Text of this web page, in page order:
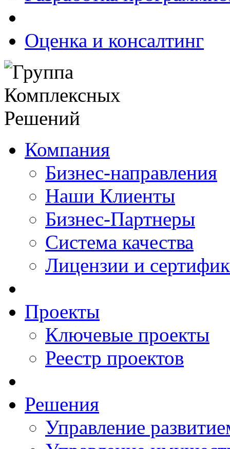
Оценка и консалтинг
Компания
Бизнес-направления
Наши Клиенты
Бизнес-Партнеры
Система качества
Лицензии и
Проекты
Ключевые проекты
Реестр проектов
Решения
Управление